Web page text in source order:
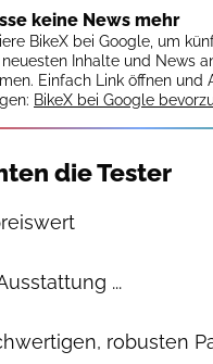
keine News mehr
BikeX bei Google, um
neuesten Inhalte und News
Einfach Link öffnen und
BikeX bei Google
die Tester
...
robusten